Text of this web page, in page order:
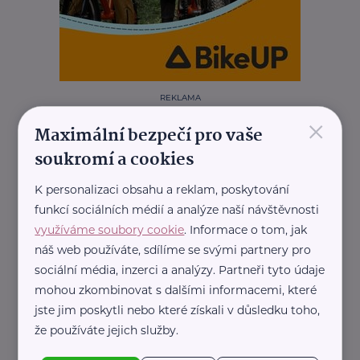
REKLAMA
Další články
Reklama
DELTA Svratka s. r. o.
×
Maximální bezpečí pro vaše
soukromí a cookies
K personalizaci obsahu a reklam, poskytování
funkcí sociálních médií a analýze naší návštěvnosti
využíváme soubory cookie. Informace o tom, jak
náš web používáte, sdílíme se svými partnery pro
sociální média, inzerci a analýzy. Partneři tyto údaje
mohou zkombinovat s dalšími informacemi, které
jste jim poskytli nebo které získali v důsledku toho,
že používáte jejich služby.